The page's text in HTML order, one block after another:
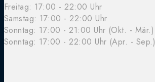
Freitag: 17:00 - 22:00 Uhr
Samstag: 17:00 - 22:00 Uhr
Sonntag: 17:00 - 21:00 Uhr (Okt. - Mär.)
Sonntag: 17:00 - 22:00 Uhr (Apr. - Sep.)